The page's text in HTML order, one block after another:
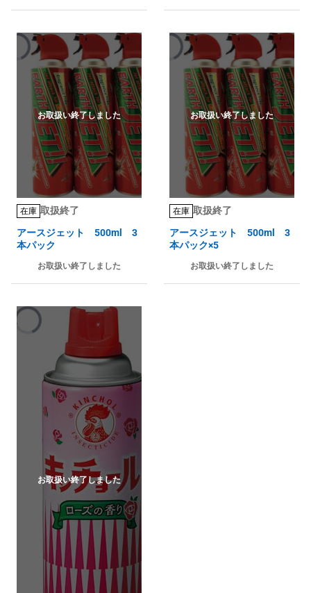
お取扱い終了しました
在庫 取扱終了
アースジェット 500ml 3
本パック
お取扱い終了しました
お取扱い終了しました
在庫 取扱終了
アースジェット 500ml 3
本パック×5
お取扱い終了しました
お取扱い終了しました